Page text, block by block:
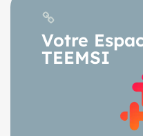
Votre
TEEMSI